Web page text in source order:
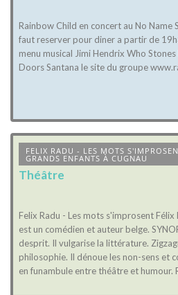
Rainbow Child en concert au No Name
faut reserver pour diner a partir de
menu musical Jimi Hendrix Who
Doors Santana le site du groupe
FELIX RADU - LES MOTS
GRANDS ENFANTS À CUGNAU
Théâtre
Felix Radu - Les mots s'improsent Félix
est un comédien et auteur belge.
desprit. Il vulgarise la littérature.
philosophie. Il dénoue les non-sens et
en funambule entre théâtre et humour.